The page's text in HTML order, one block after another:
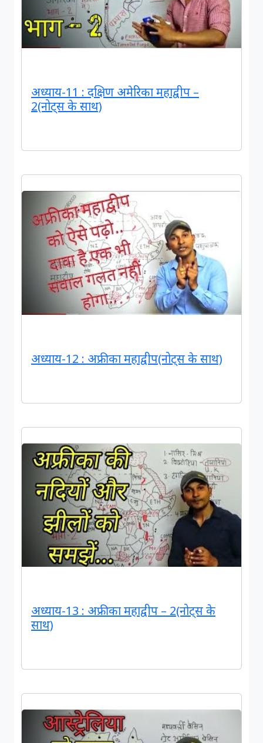
अध्याय-11 : दक्षिण अमेरिका महाद्वीप –
2(नोट्स के साथ)
अध्याय-12 : अफ्रीका महाद्वीप(नोट्स के साथ)
अध्याय-13 : अफ्रीका महाद्वीप – 2(नोट्स के
साथ)